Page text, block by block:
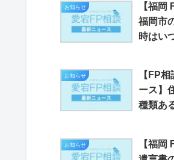
お知らせ
【福岡
福岡市
時はい
お知らせ
【FP
ース】
種類あ
お知らせ
【福岡